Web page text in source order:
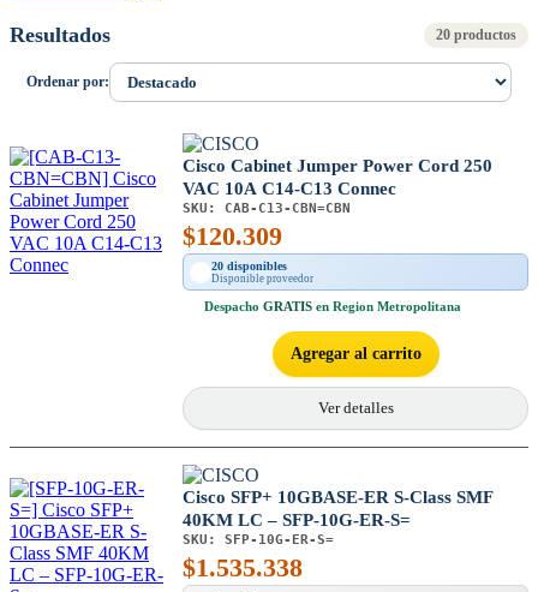
Resultados 20 productos
Ordenar por:
Cisco Cabinet Jumper Power Cord 250
VAC 10A C14-C13 Connec
SKU: CAB-C13-CBN=CBN
$120.309
20 disponibles
Disponible proveedor
Despacho GRATIS en Region Metropolitana
Agregar al carrito
Ver detalles
Cisco SFP+ 10GBASE-ER S-Class SMF
40KM LC – SFP-10G-ER-S=
SKU: SFP-10G-ER-S=
$1.535.338